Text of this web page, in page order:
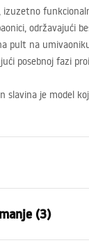
održavajući
pult na
posebnoj fazi
slavina je model
(3)